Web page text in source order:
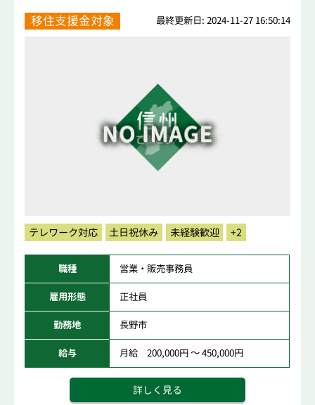
移住支援金対象 最終更新日: 2024-11-27 16:50:14
テレワーク対応 土日祝休み 未経験歓迎 +2
職種 営業・販売事務員
雇用形態 正社員
勤務地 長野市
給与 月給 200,000円 ～ 450,000円
詳しく見る